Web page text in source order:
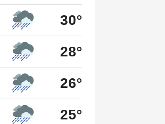
30°
28°
26°
25°